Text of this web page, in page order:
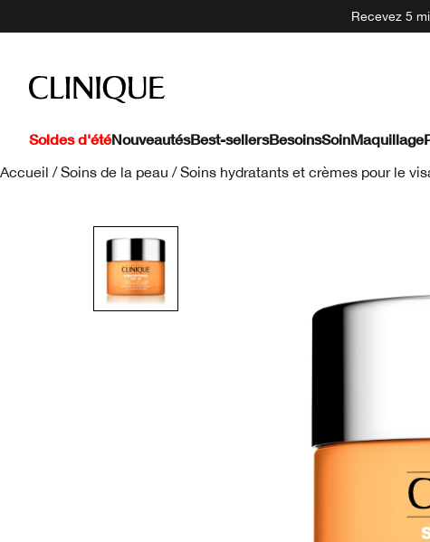
Recevez 5
Soldes d'étéNouveautésBest-sellersBesoinsSoinMaquillage
Accueil / Soins de la peau / Soins hydratants et crèmes pour le